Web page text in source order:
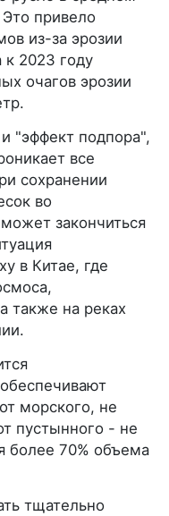
привело
из-за эрозии
к 2023 году
очагов эрозии
"эффект подпора",
все
сохранении
во
закончиться
в Китае, где
также на реках
морского, не
пустынного - не
более 70% объема
тщательно